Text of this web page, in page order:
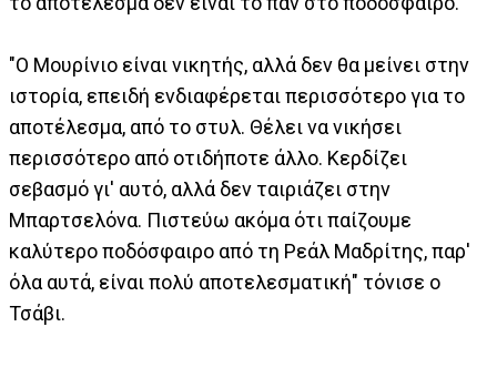
"Ο Μουρίνιο είναι νικητής, αλλά δεν θα μείνει στην
ιστορία, επειδή ενδιαφέρεται περισσότερο για το
αποτέλεσμα, από το στυλ. Θέλει να νικήσει
περισσότερο από οτιδήποτε άλλο. Κερδίζει
σεβασμό γι' αυτό, αλλά δεν ταιριάζει στην
Μπαρτσελόνα. Πιστεύω ακόμα ότι παίζουμε
καλύτερο ποδόσφαιρο από τη Ρεάλ Μαδρίτης, παρ'
όλα αυτά, είναι πολύ αποτελεσματική" τόνισε ο
Τσάβι.